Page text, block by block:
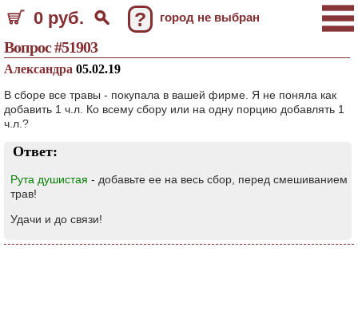
0 руб. ? город не выбран
Вопрос #51903
Александра 05.02.19
В сборе все травы - покупала в вашей фирме. Я не поняла как
добавить 1 ч.л. Ко всему сбору или на одну порцию добавлять 1
ч.л.?
Ответ:
Рута душистая - добавьте ее на весь сбор, перед смешиванием
трав!
Удачи и до связи!